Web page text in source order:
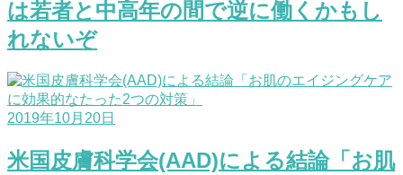
は若者と中高年の間で逆に働くかもし
れないぞ
2019年10月20日
米国皮膚科学会(AAD)による結論「お肌